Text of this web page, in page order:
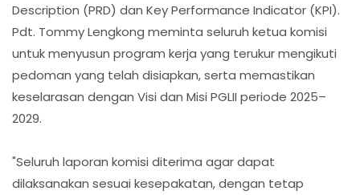
Description (PRD) dan Key Performance Indicator (KPI).
Pdt. Tommy Lengkong meminta seluruh ketua komisi
untuk menyusun program kerja yang terukur mengikuti
pedoman yang telah disiapkan, serta memastikan
keselarasan dengan Visi dan Misi PGLII periode 2025–
2029.
"Seluruh laporan komisi diterima agar dapat
dilaksanakan sesuai kesepakatan, dengan tetap